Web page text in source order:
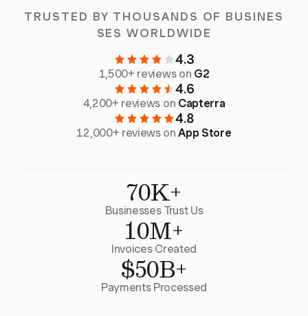
TRUSTED BY THOUSANDS OF BUSINES
SES WORLDWIDE
4.3
1,500+ reviews on G2
4.6
4,200+ reviews on Capterra
4.8
12,000+ reviews onApp Store
70K+
Businesses Trust Us
10M+
Invoices Created
$50B+
Payments Processed